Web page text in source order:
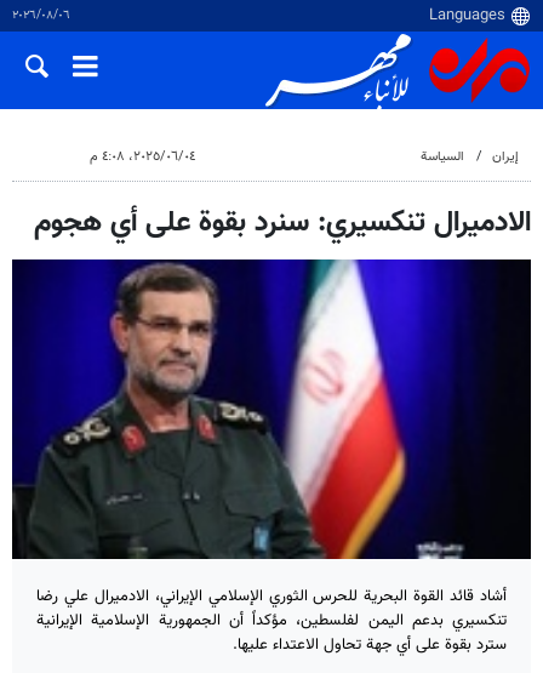
٠٦‏/٠٨‏/٢٠٢٦
إيران السياسة ٠٤‏/٠٦‏/٢٠٢٥، ٤:٠٨ م
الادميرال تنكسيري: سنرد بقوة على أي هجوم
أشاد قائد القوة البحرية للحرس الثوري الإسلامي الإيراني، الادميرال علي رضا
تنكسيري بدعم اليمن لفلسطين، مؤكداً أن الجمهورية الإسلامية الإيرانية
سترد بقوة على أي جهة تحاول الاعتداء عليها.